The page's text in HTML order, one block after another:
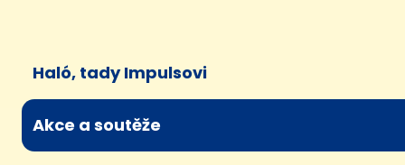
Haló, tady Impulsovi
Akce a soutěže